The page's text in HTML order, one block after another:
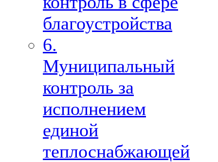
благоустройства
6.
Муниципальный
контроль за
исполнением
единой
теплоснабжающей